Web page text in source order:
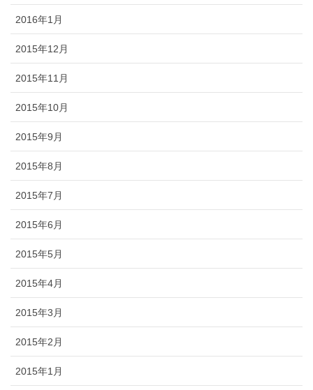
2016年1月
2015年12月
2015年11月
2015年10月
2015年9月
2015年8月
2015年7月
2015年6月
2015年5月
2015年4月
2015年3月
2015年2月
2015年1月